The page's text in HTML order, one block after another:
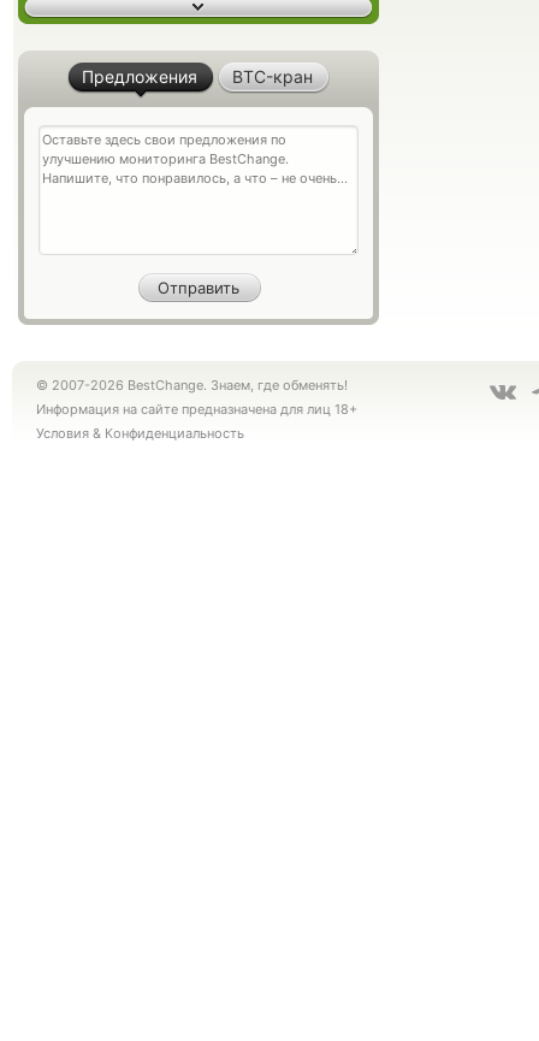
Предложения BTC-кран
© 2007-2026 BestChange. Знаем, где обменять!
Информация на сайте предназначена для лиц 18+
Условия & Конфиденциальность